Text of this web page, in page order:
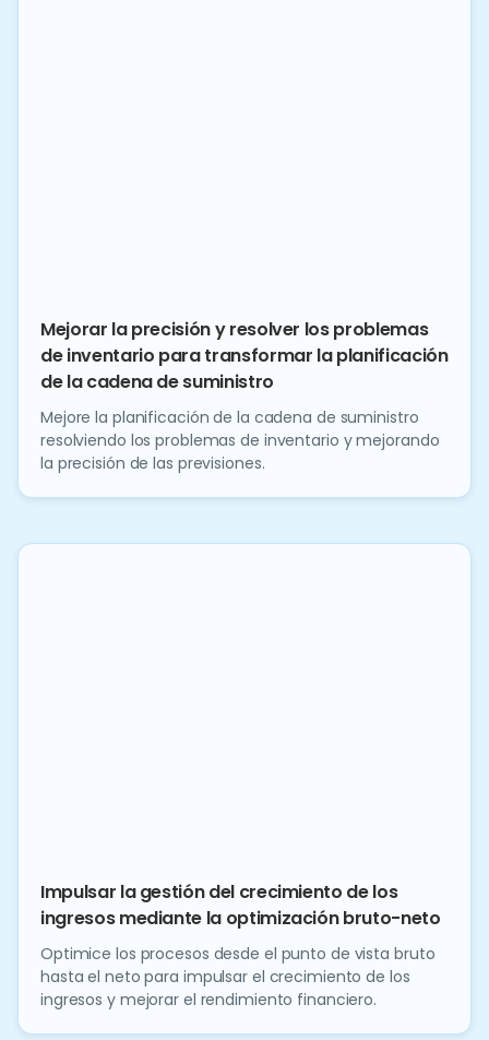
Mejorar la precisión y resolver los problemas
de inventario para transformar la planificación
de la cadena de suministro
Mejore la planificación de la cadena de suministro
resolviendo los problemas de inventario y mejorando
la precisión de las previsiones.
Impulsar la gestión del crecimiento de los
ingresos mediante la optimización bruto-neto
Optimice los procesos desde el punto de vista bruto
hasta el neto para impulsar el crecimiento de los
ingresos y mejorar el rendimiento financiero.